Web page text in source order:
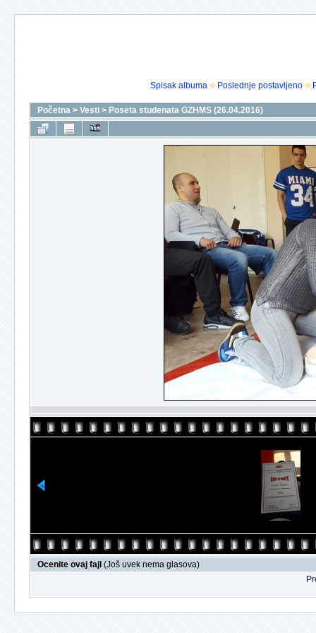
Spisak albuma Poslednje postavljeno
Početna > Vesti > Poseta studenata GZHMS (26.04.2016)
Ocenite ovaj fajl (Još uvek nema glasova)